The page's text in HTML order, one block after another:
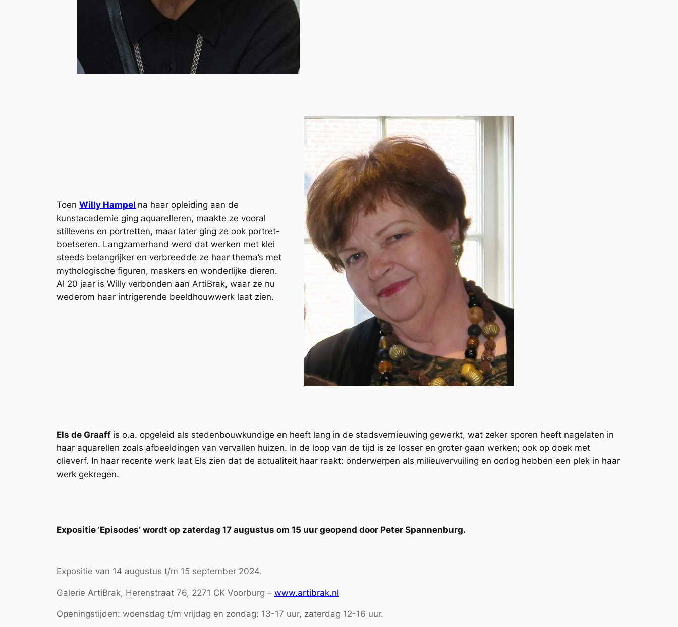
Toen Willy Hampel na haar opleiding aan de
kunstacademie ging aquarelleren, maakte ze vooral
stillevens en portretten, maar later ging ze ook portret-
boetseren. Langzamerhand werd dat werken met klei
steeds belangrijker en verbreedde ze haar thema’s met
mythologische figuren, maskers en wonderlijke dieren.
Al 20 jaar is Willy verbonden aan ArtiBrak, waar ze nu
wederom haar intrigerende beeldhouwwerk laat zien.
Els de Graaff is o.a. opgeleid als stedenbouwkundige en heeft lang in de stadsvernieuwing gewerkt, wat zeker sporen heeft nagelaten in
haar aquarellen zoals afbeeldingen van vervallen huizen. In de loop van de tijd is ze losser en groter gaan werken; ook op doek met
olieverf. In haar recente werk laat Els zien dat de actualiteit haar raakt: onderwerpen als milieuvervuiling en oorlog hebben een plek in haar
werk gekregen.
Expositie ‘Episodes’ wordt op zaterdag 17 augustus om 15 uur geopend door Peter Spannenburg.
Expositie van 14 augustus t/m 15 september 2024.
Galerie ArtiBrak, Herenstraat 76, 2271 CK Voorburg – www.artibrak.nl
Openingstijden: woensdag t/m vrijdag en zondag: 13-17 uur, zaterdag 12-16 uur.